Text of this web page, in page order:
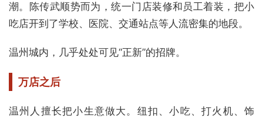
潮。陈传武顺势而为，统一门店装修和员工着装，把小
吃店开到了学校、医院、交通站点等人流密集的地段。
温州城内，几乎处处可见“正新”的招牌。
万店之后
温州人擅长把小生意做大。纽扣、小吃、打火机、饰